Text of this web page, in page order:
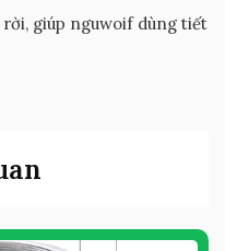
giúp nguwoif dùng tiết